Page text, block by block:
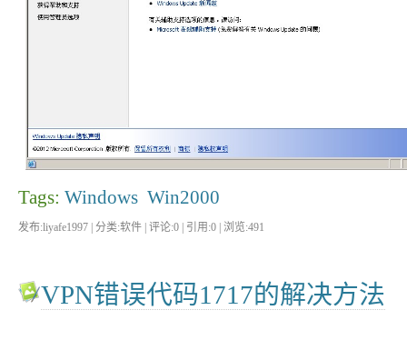
Tags: Windows Win2000
发布:liyafe1997 | 分类:软件 | 评论:0 | 引用:0 | 浏览:491
VPN错误代码1717的解决方法